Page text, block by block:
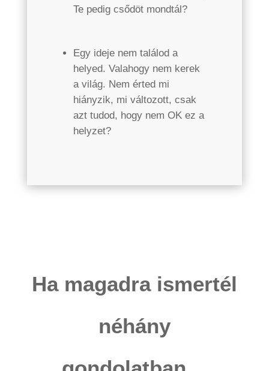
Te pedig csődöt mondtál?
Egy ideje nem találod a
helyed. Valahogy nem kerek
a világ. Nem érted mi
hiányzik, mi változott, csak
azt tudod, hogy nem OK ez a
helyzet?
Ha magadra ismertél
néhány